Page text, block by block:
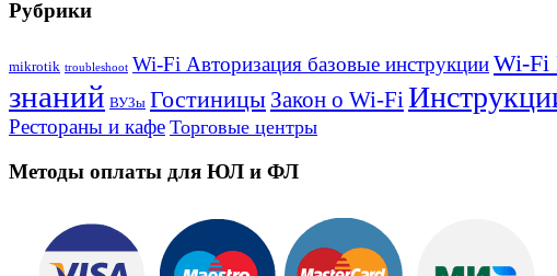
Рубрики
mikrotik troubleshoot Wi-Fi Авторизация базовые инструкцииWi-Fi
знаний ВУЗы Гостиницы Закон о Wi-Fi
Рестораны и кафе Торговые центры
Методы оплаты для ЮЛ и ФЛ